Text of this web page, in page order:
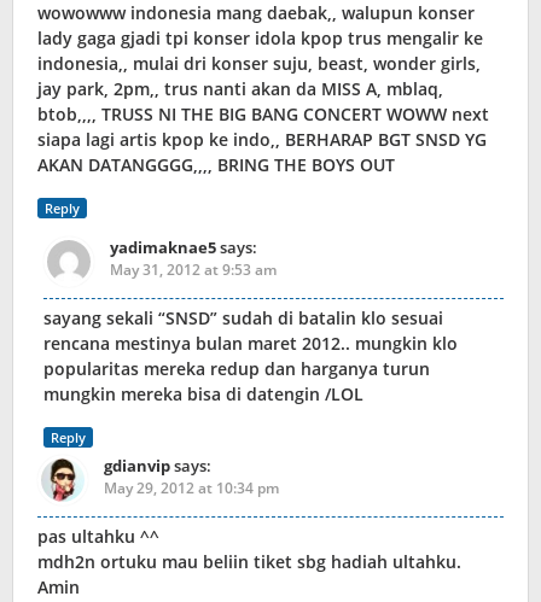
wowowww indonesia mang daebak,, walupun konser
lady gaga gjadi tpi konser idola kpop trus mengalir ke
indonesia,, mulai dri konser suju, beast, wonder girls,
jay park, 2pm,, trus nanti akan da MISS A, mblaq,
btob,,,, TRUSS NI THE BIG BANG CONCERT WOWW next
siapa lagi artis kpop ke indo,, BERHARAP BGT SNSD YG
AKAN DATANGGGG,,,, BRING THE BOYS OUT
Reply
yadimaknae5says:
May 31, 2012 at 9:53 am
sayang sekali “SNSD” sudah di batalin klo sesuai
rencana mestinya bulan maret 2012.. mungkin klo
popularitas mereka redup dan harganya turun
mungkin mereka bisa di datengin /LOL
Reply
gdianvipsays:
May 29, 2012 at 10:34 pm
pas ultahku ^^
mdh2n ortuku mau beliin tiket sbg hadiah ultahku.
Amin